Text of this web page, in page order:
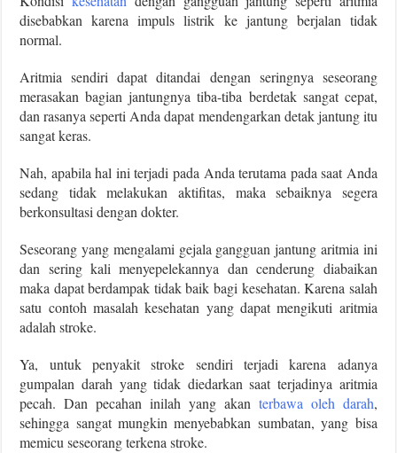
disebabkan karena impuls listrik ke jantung berjalan tidak
normal.
Aritmia sendiri dapat ditandai dengan seringnya seseorang
merasakan bagian jantungnya tiba-tiba berdetak sangat cepat,
dan rasanya seperti Anda dapat mendengarkan detak jantung itu
sangat keras.
Nah, apabila hal ini terjadi pada Anda terutama pada saat Anda
sedang tidak melakukan aktifitas, maka sebaiknya segera
berkonsultasi dengan dokter.
Seseorang yang mengalami gejala gangguan jantung aritmia ini
dan sering kali menyepelekannya dan cenderung diabaikan
maka dapat berdampak tidak baik bagi kesehatan. Karena salah
satu contoh masalah kesehatan yang dapat mengikuti aritmia
adalah stroke.
Ya, untuk penyakit stroke sendiri terjadi karena adanya
gumpalan darah yang tidak diedarkan saat terjadinya aritmia
pecah. Dan pecahan inilah yang akan terbawa oleh darah,
sehingga sangat mungkin menyebabkan sumbatan, yang bisa
memicu seseorang terkena stroke.